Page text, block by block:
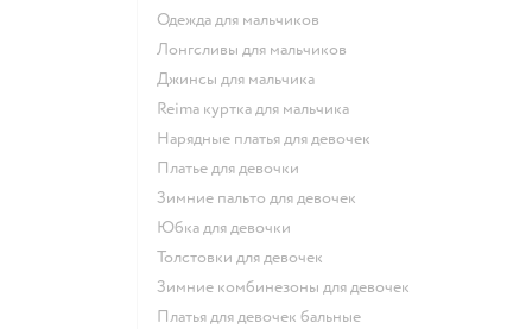
Одежда для мальчиков
Лонгсливы для мальчиков
Джинсы для мальчика
Reima куртка для мальчика
Нарядные платья для девочек
Платье для девочки
Зимние пальто для девочек
Юбка для девочки
Толстовки для девочек
Зимние комбинезоны для девочек
Платья для девочек бальные